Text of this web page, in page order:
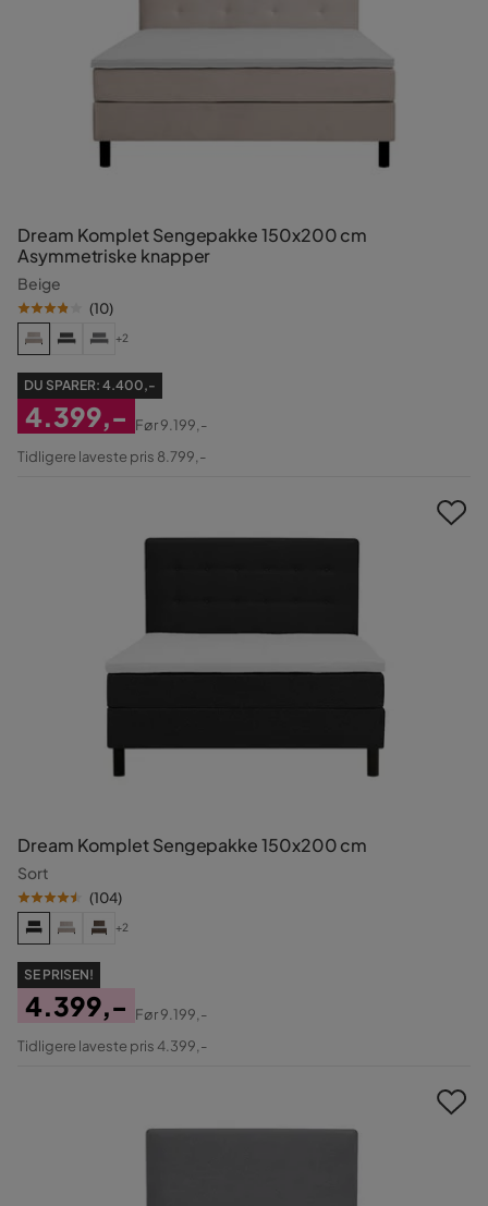
Dream Komplet Sengepakke 150x200 cm
Asymmetriske knapper
Beige
(10)
+2
DU SPARER: 4.400,-
Nedsat
4.399,-
Original
Før9.199,-
Tidligere laveste pris 8.799,-
Dream Komplet Sengepakke 150x200 cm
Sort
(104)
+2
SE PRISEN!
Pris
4.399,-
Original
Før9.199,-
Tidligere laveste pris 4.399,-